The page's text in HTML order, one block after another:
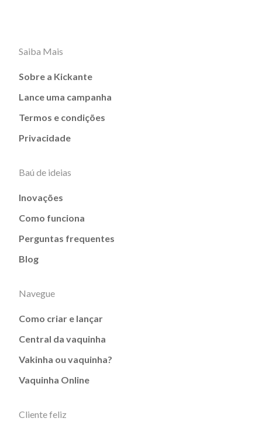
Saiba Mais
Sobre a Kickante
Lance uma campanha
Termos e condições
Privacidade
Baú de ideias
Inovações
Como funciona
Perguntas frequentes
Blog
Navegue
Como criar e lançar
Central da vaquinha
Vakinha ou vaquinha?
Vaquinha Online
Cliente feliz